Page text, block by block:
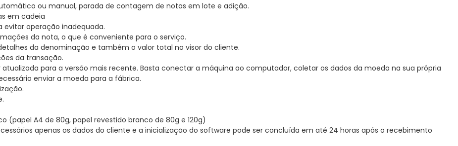
ou manual, parada de contagem de notas em lote e adição.
em cadeia
operação inadequada.
da nota, o que é conveniente para o serviço.
da denominação e também o valor total no visor do cliente.
da transação.
para a versão mais recente. Basta conectar a máquina ao computador, coletar os dados da moeda na sua própria
enviar a moeda para a fábrica.
(papel A4 de 80g, papel revestido branco de 80g e 120g)
apenas os dados do cliente e a inicialização do software pode ser concluída em até 24 horas após o recebimento